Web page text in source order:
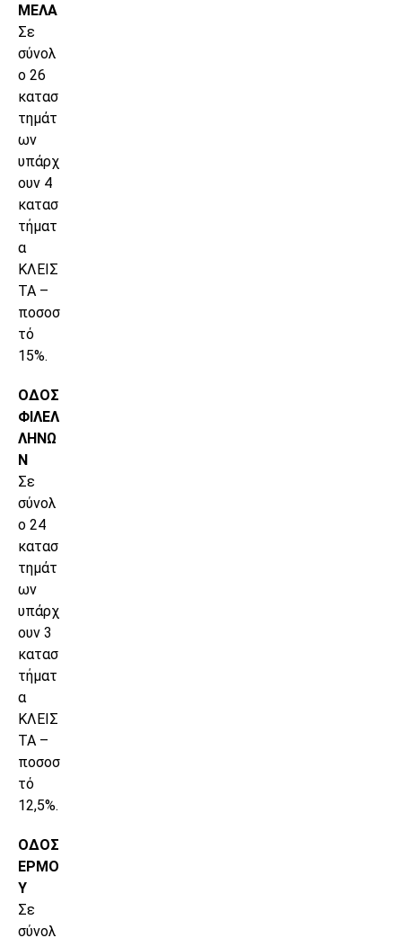
ΜΕΛΑ
Σε
σύνολ
ο 26
κατασ
τημάτ
ων
υπάρχ
ουν 4
κατασ
τήματ
α
ΚΛΕΙΣ
ΤΑ –
ποσοσ
τό
15%.
ΟΔΟΣ
ΦΙΛΕΛ
ΛΗΝΩ
Ν
Σε
σύνολ
ο 24
κατασ
τημάτ
ων
υπάρχ
ουν 3
κατασ
τήματ
α
ΚΛΕΙΣ
ΤΑ –
ποσοσ
τό
12,5%.
ΟΔΟΣ
ΕΡΜΟ
Υ
Σε
σύνολ